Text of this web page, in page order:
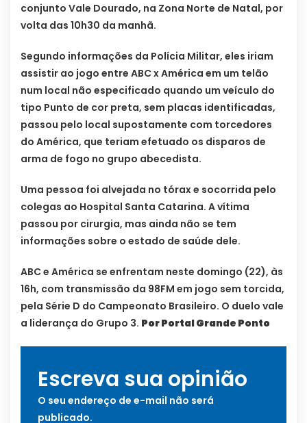
conjunto Vale Dourado, na Zona Norte de Natal, por
volta das 10h30 da manhã.
Segundo informações da Polícia Militar, eles iriam
assistir ao jogo entre ABC x América em um telão
num local não especificado quando um veículo do
tipo Punto de cor preta, sem placas identificadas,
passou pelo local supostamente com torcedores
do América, que teriam efetuado os disparos de
arma de fogo no grupo abecedista.
Uma pessoa foi alvejada no tórax e socorrida pelo
colegas ao Hospital Santa Catarina. A vítima
passou por cirurgia, mas ainda não se tem
informações sobre o estado de saúde dele.
ABC e América se enfrentam neste domingo (22), às
16h, com transmissão da 98FM em jogo sem torcida,
pela Série D do Campeonato Brasileiro. O duelo vale
a liderança do Grupo 3. Por Portal Grande Ponto
Escreva sua opinião
O seu endereço de e-mail não será
publicado.